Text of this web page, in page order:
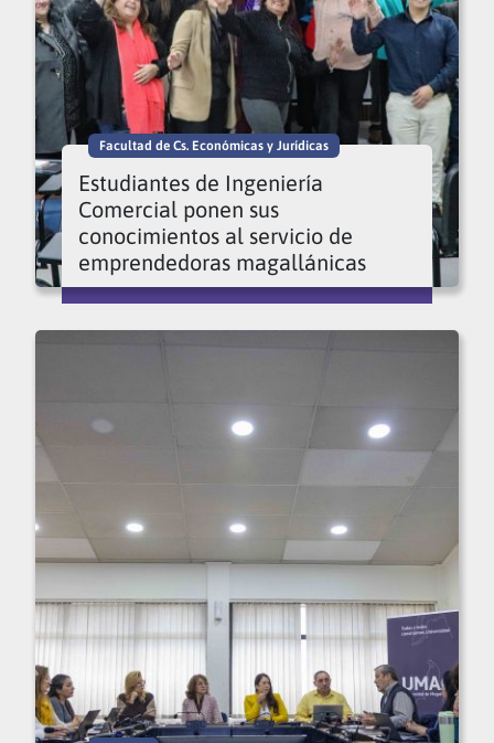
Facultad de Cs. Económicas y Jurídicas
Estudiantes de Ingeniería
Comercial ponen sus
conocimientos al servicio de
emprendedoras magallánicas